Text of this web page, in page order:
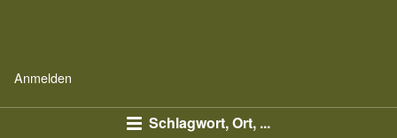
Schlagwort, Ort, ...
Anmelden